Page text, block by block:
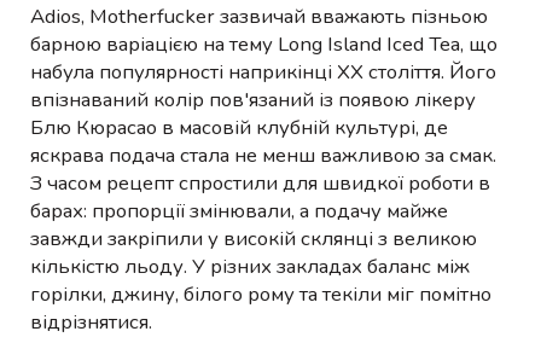
Adios, Motherfucker зазвичай вважають пізньою
барною варіацією на тему Long Island Iced Tea, що
набула популярності наприкінці XX століття. Його
впізнаваний колір пов'язаний із появою лікеру
Блю Кюрасао в масовій клубній культурі, де
яскрава подача стала не менш важливою за смак.
З часом рецепт спростили для швидкої роботи в
барах: пропорції змінювали, а подачу майже
завжди закріпили у високій склянці з великою
кількістю льоду. У різних закладах баланс між
горілки, джину, білого рому та текіли міг помітно
відрізнятися.